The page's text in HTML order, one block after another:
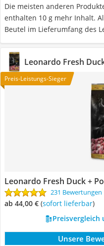
Die meisten anderen
enthalten 10 g mehr Inhalt.
Beutel im Lieferumfang des
Leonardo Fresh
Preis-Leistungs-Sieger
Leonardo Fresh Duck +
231 Bewertungen
ab 44,00 € ( Sofort lieferbar)
Preisvergleich
Unsere